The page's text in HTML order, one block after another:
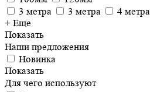
3 метра
3 метра 4 метра
+ Еще
Показать
Наши предложения
Новинка
Показать
Для чего используют